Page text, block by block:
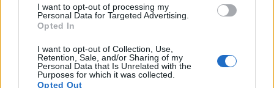
I want to opt-out of processing my
Personal Data for Targeted Advertising.
Opted In
I want to opt-out of Collection, Use,
Retention, Sale, and/or Sharing of my
Personal Data that Is Unrelated with the
Purposes for which it was collected.
Opted Out